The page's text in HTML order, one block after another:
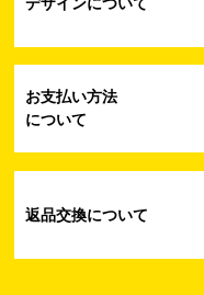
会員管理業務
は営
タ
た
お支払い方法
について
返品交換について